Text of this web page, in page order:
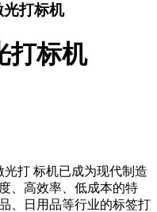
打标机
打标机
打 标机已成为现代制造
、高效率、低成本的特
、日用品等行业的标签打